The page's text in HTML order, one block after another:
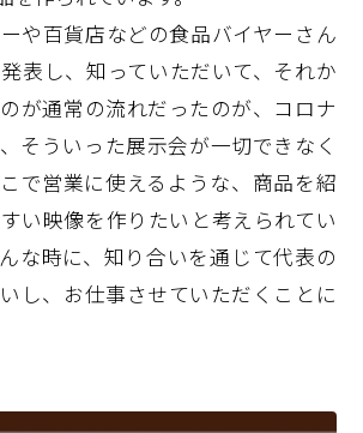
や百貨店などの食品バイヤーさん
表し、知っていただいて、それか
が通常の流れだったのが、コロナ
そういった展示会が一切できなく
で営業に使えるような、商品を紹
い映像を作りたいと考えられてい
な時に、知り合いを通じて代表の
し、お仕事させていただくことに